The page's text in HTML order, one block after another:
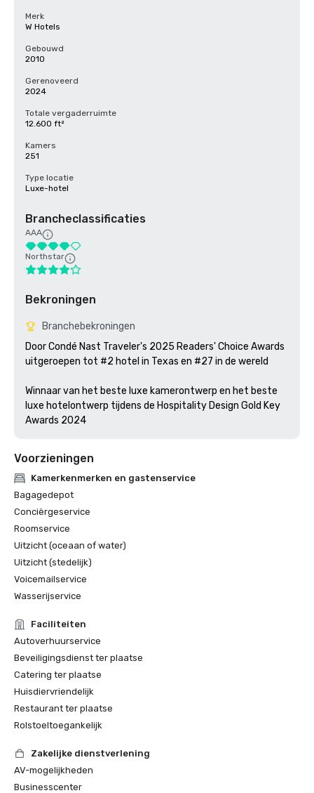
Merk
W Hotels
Gebouwd
2010
Gerenoveerd
2024
Totale vergaderruimte
12.600 ft²
Kamers
251
Type locatie
Luxe-hotel
Brancheclassificaties
AAA
Northstar
Bekroningen
Branchebekroningen
Door Condé Nast Traveler's 2025 Readers' Choice Awards
uitgeroepen tot #2 hotel in Texas en #27 in de wereld
Winnaar van het beste luxe kamerontwerp en het beste
luxe hotelontwerp tijdens de Hospitality Design Gold Key
Awards 2024
Voorzieningen
Kamerkenmerken en gastenservice
Bagagedepot
Conciërgeservice
Roomservice
Uitzicht (oceaan of water)
Uitzicht (stedelijk)
Voicemailservice
Wasserijservice
Faciliteiten
Autoverhuurservice
Beveiligingsdienst ter plaatse
Catering ter plaatse
Huisdiervriendelijk
Restaurant ter plaatse
Rolstoeltoegankelijk
Zakelijke dienstverlening
AV-mogelijkheden
Businesscenter